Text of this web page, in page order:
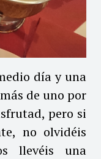
día y una
de uno por
pero si
no olvidéis
llevéis una